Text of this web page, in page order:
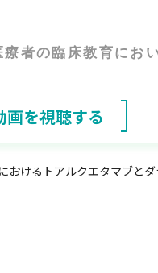
療者の臨床教育にお
画を視聴する
おけるトアルクエタマブと